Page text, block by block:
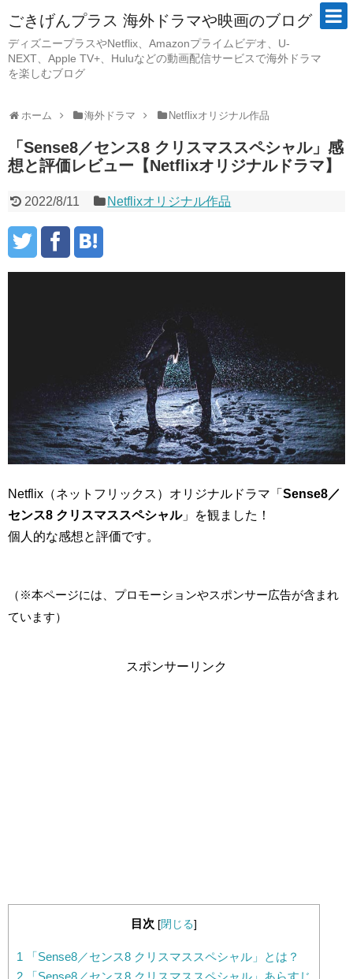
ごきげんプラス 海外ドラマや映画のブログ
ディズニープラスやNetflix、Amazonプライムビデオ、U-
NEXT、Apple TV+、Huluなどの動画配信サービスで海外ドラマ
を楽しむブログ
ホーム 海外ドラマ Netflixオリジナル作品
「Sense8／センス8 クリスマススペシャル」感
想と評価レビュー【Netflixオリジナルドラマ】
2022/8/11 Netflixオリジナル作品
Netflix（ネットフリックス）オリジナルドラマ「 Sense8／
センス8 クリスマススペシャル」を観ました！
個人的な感想と評価です。
（※本ページには、プロモーションやスポンサー広告が含まれ
ています）
スポンサーリンク
目次 [閉じる]
1 「Sense8／センス8 クリスマススペシャル」とは？
2 「Sense8／センス8 クリスマススペシャル」あらすじ